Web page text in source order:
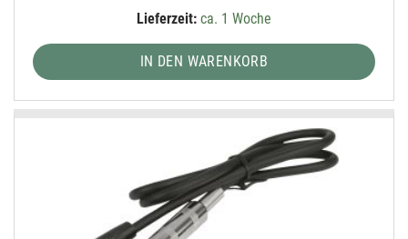
Lieferzeit: ca. 1 Woche
IN DEN WARENKORB